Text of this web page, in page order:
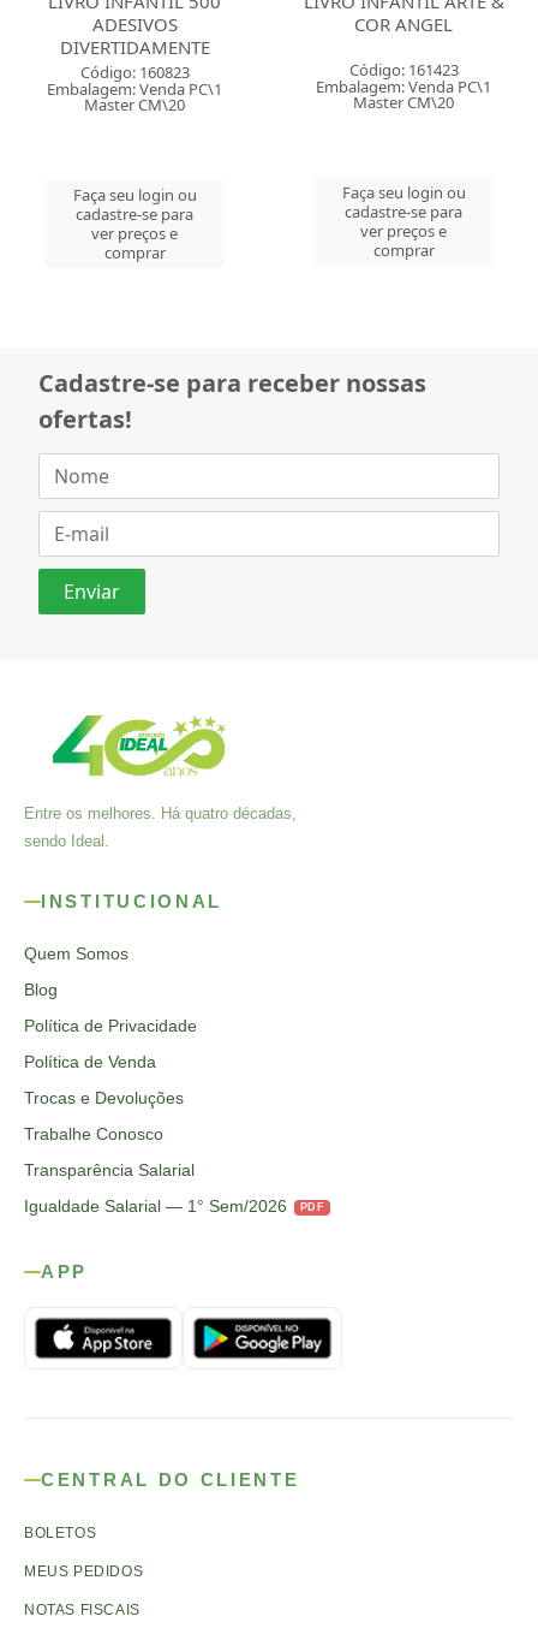
ADESIVOS
DIVERTIDAMENTE
Código: 160823
Embalagem: Venda PC\1
Master CM\20
Faça seu login ou
cadastre-se para
ver preços e
comprar
COR ANGEL
Código: 161423
Embalagem: Venda PC\1
Master CM\20
Faça seu login ou
cadastre-se para
ver preços e
comprar
Cadastre-se para receber nossas
ofertas!
Entre os melhores. Há quatro décadas,
sendo Ideal.
INSTITUCIONAL
Quem Somos
Blog
Política de Privacidade
Política de Venda
Trocas e Devoluções
Trabalhe Conosco
Transparência Salarial
Igualdade Salarial — 1° Sem/2026
PDF
APP
CENTRAL DO CLIENTE
BOLETOS
MEUS PEDIDOS
NOTAS FISCAIS